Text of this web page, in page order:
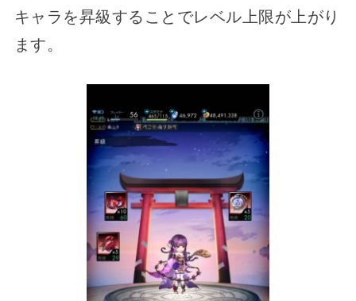
キャラを昇級することでレベル上限が上がり
ます。